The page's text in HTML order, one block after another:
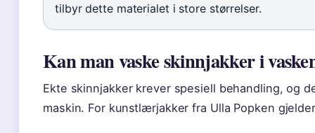
tilbyr dette materialet i store størrelser.
Kan man vaske skinnjakker i
Ekte skinnjakker krever spesiell behandling, og
maskin. For kunstlærjakker fra Ulla Popken